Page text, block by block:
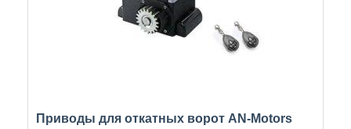
Приводы для откатных ворот AN-Motors